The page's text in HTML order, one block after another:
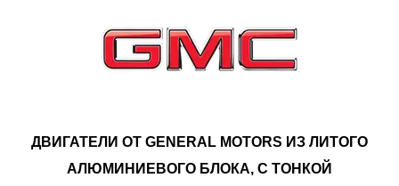
ДВИГАТЕЛИ ОТ GENERAL MOTORS ИЗ ЛИТОГО
АЛЮМИНИЕВОГО БЛОКА, С ТОНКОЙ